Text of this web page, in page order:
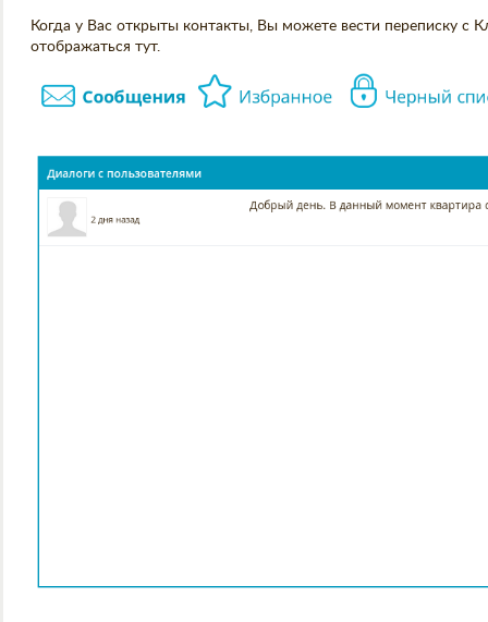
Когда у Вас открыты контакты, Вы можете вести переписку с
отображаться тут.